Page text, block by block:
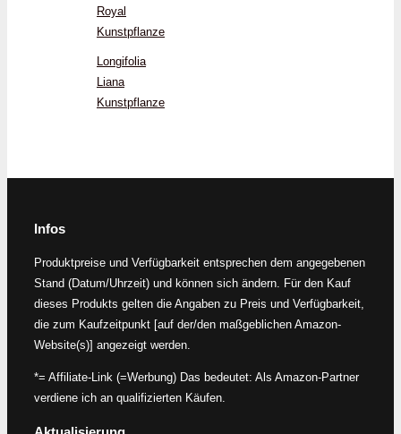
Royal
Kunstpflanze
Longifolia
Liana
Kunstpflanze
Infos
Produktpreise und Verfügbarkeit entsprechen dem angegebenen
Stand (Datum/Uhrzeit) und können sich ändern. Für den Kauf
dieses Produkts gelten die Angaben zu Preis und Verfügbarkeit,
die zum Kaufzeitpunkt [auf der/den maßgeblichen Amazon-
Website(s)] angezeigt werden.
*= Affiliate-Link (=Werbung) Das bedeutet: Als Amazon-Partner
verdiene ich an qualifizierten Käufen.